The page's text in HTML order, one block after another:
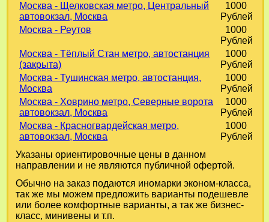
Москва - Щелковская метро, Центральный
автовокзал, Москва
1000
Рублей
Москва - Реутов
1000
Рублей
Москва - Тёплый Стан метро, автостанция
(закрыта)
1000
Рублей
Москва - Тушинская метро, автостанция,
Москва
1000
Рублей
Москва - Ховрино метро, Северные ворота
автовокзал, Москва
1000
Рублей
Москва - Красногвардейская метро,
автовокзал, Москва
1000
Рублей
Указаны ориентировочные цены в данном
направлении и не являются публичной офертой.
Обычно на заказ подаются иномарки эконом-класса,
так же мы можем предложить варианты подешевле
или более комфортные варианты, а так же бизнес-
класс, минивены и т.п.